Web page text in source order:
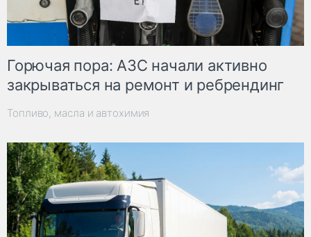
Горючая пора: АЗС начали активно
закрываться на ремонт и ребрендинг
Топливо, масла и автохимия